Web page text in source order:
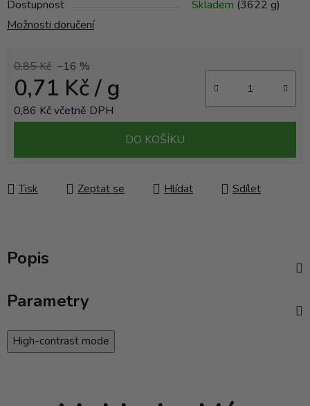
Dostupnost Skladem (3622 g)
Možnosti doručení
0,85 Kč –16 %
0,71 Kč/ g
0,86 Kč včetně DPH
DO KOŠÍKU
Tisk Zeptat se Hlídat Sdílet
Popis
Parametry
High-contrast mode